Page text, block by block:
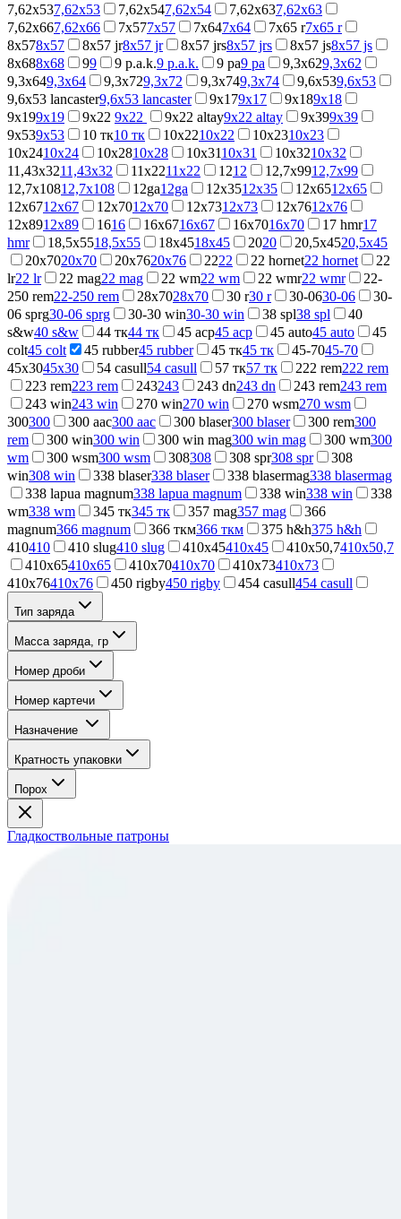
7,62x537,62x53 7,62x547,62x54 7,62x637,62x63
7,62x667,62x66 7x577x57 7x647x64 7x65 r7x65 r
8x578x57 8x57 jr8x57 jr 8x57 jrs8x57 jrs 8x57 js8x57 js
8x688x68 99 9 p.a.k.9 p.a.k. 9 ра9 ра 9,3x629,3x62
9,3x649,3x64 9,3x729,3x72 9,3x749,3x74 9,6x539,6x53
9,6x53 lancaster9,6x53 lancaster 9x179x17 9x189x18
9x199x19 9x22 9x22 9x22 altay9x22 altay 9x399x39
9x539x53 10 тк10 тк 10x2210x22 10x2310x23
10x2410x24 10x2810x28 10x3110x31 10x3210x32
11,43x3211,43x32 11x2211x22 1212 12,7x9912,7x99
12,7x10812,7x108 12ga12ga 12x3512x35 12x6512x65
12x6712x67 12x7012x70 12x7312x73 12x7612x76
12x8912x89 1616 16x6716x67 16x7016x70 17 hmr17
hmr
18,5х5518,5х55 18x4518x45 2020 20,5x4520,5x45
20x7020x70 20x7620x76 2222 22 hornet22 hornet
22
lr22 lr 22 mag22 mag 22 wm22 wm 22 wmr22 wmr
22-
250 rem22-250 rem 28x7028x70 30 r30 r 30-0630-06
30-
06 sprg30-06 sprg 30-30 win30-30 win 38 spl38 spl
40
s&w40 s&w 44 тк44 тк 45 acp45 acp 45 auto45 auto
45
colt45 colt 45 rubber45 rubber 45 тк45 тк 45-7045-70
45x3045x30 54 casull54 casull 57 тк57 тк 222 rem222 rem
223 rem223 rem 243243 243 dn243 dn 243 rem243 rem
243 win243 win 270 win270 win 270 wsm270 wsm
300300 300 aac300 aac 300 blaser300 blaser 300 rem300
rem
300 win300 win 300 win mag300 win mag 300 wm300
wm
300 wsm300 wsm 308308 308 spr308 spr
308
win308 win 338 blaser338 blaser 338 blasermag338 blasermag
338 lapua magnum338 lapua magnum 338 win338 win
338
wm338 wm 345 тк345 тк 357 mag357 mag
366
magnum366 magnum 366 ткм366 ткм 375 h&h375 h&h
410410 410 slug410 slug 410x45410x45 410x50,7410x50,7
410x65410x65 410x70410x70 410x73410x73
410x76410x76 450 rigby450 rigby 454 casull454 casull
Тип заряда
Масса заряда, гр
Номер дроби
Номер картечи
Назначение
Кратность упаковки
Порох
Гладкоствольные патроны